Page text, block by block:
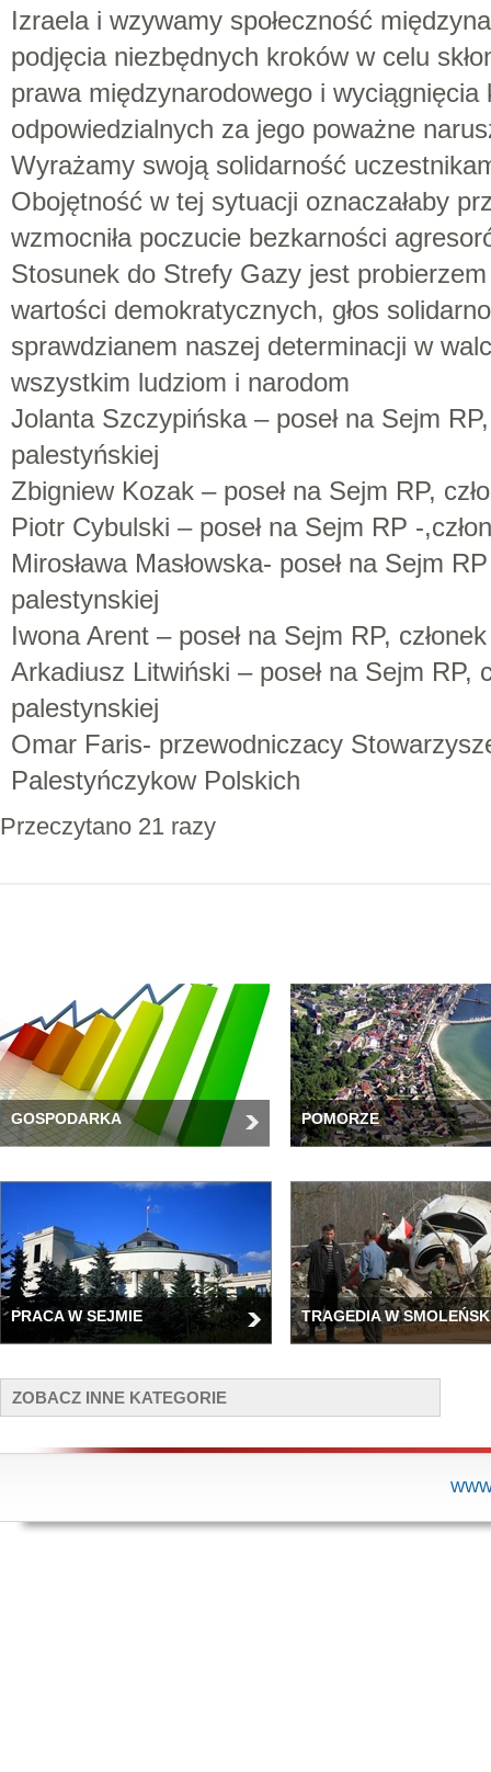
Izraela i wzywamy społeczność
podjęcia niezbędnych kroków w celu
prawa międzynarodowego i
odpowiedzialnych za jego poważne
Wyrażamy swoją solidarność
Obojętność w tej sytuacji oznaczałaby
wzmocniła poczucie bezkarności
Stosunek do Strefy Gazy jest
wartości demokratycznych, głos
sprawdzianem naszej determinacji w
wszystkim ludziom i narodom
Jolanta Szczypińska – poseł na Sejm
palestyńskiej
Zbigniew Kozak – poseł na Sejm RP,
Piotr Cybulski – poseł na Sejm RP -
Mirosława Masłowska- poseł na Sejm
palestynskiej
Iwona Arent – poseł na Sejm RP,
Arkadiusz Litwiński – poseł na Sejm RP,
palestynskiej
Omar Faris- przewodniczacy
Palestyńczykow Polskich
Przeczytano 21 razy
GOSPODARKA POMORZE
PRACA W SEJMIE TRAGEDIA W
ZOBACZ INNE KATEGORIE